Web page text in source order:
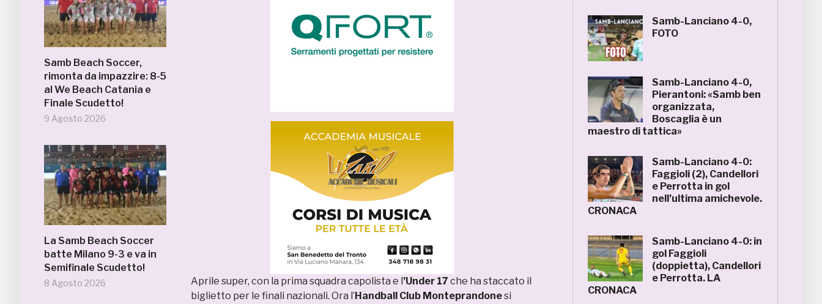
Samb Beach Soccer,
rimonta da impazzire: 8-5
al We Beach Catania e
Finale Scudetto!
9 Agosto 2026
La Samb Beach Soccer
batte Milano 9-3 e va in
Semifinale Scudetto!
8 Agosto 2026 Aprile super, con la prima squadra capolista e l’Under 17 che ha staccato il
biglietto per le finali nazionali. Ora l’Handball Club Monteprandonesi
Samb-Lanciano 4-0,
FOTO
Samb-Lanciano 4-0,
Pierantoni: «Samb ben
organizzata,
Boscaglia è un
maestro di tattica»
Samb-Lanciano 4-0:
Faggioli (2), Candellori
e Perrotta in gol
nell’ultima amichevole.
CRONACA
Samb-Lanciano 4-0: in
gol Faggioli
(doppietta), Candellori
e Perrotta. LA
CRONACA